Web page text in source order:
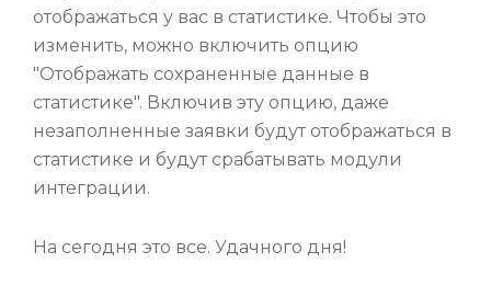
отображаться у вас в статистике. Чтобы это
изменить, можно включить опцию
"Отображать сохраненные данные в
статистике". Включив эту опцию, даже
незаполненные заявки будут отображаться в
статистике и будут срабатывать модули
интеграции.
На сегодня это все. Удачного дня!